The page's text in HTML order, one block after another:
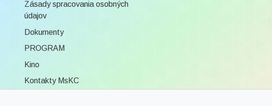
Zásady spracovania osobných
údajov
Dokumenty
PROGRAM
Kino
Kontakty MsKC